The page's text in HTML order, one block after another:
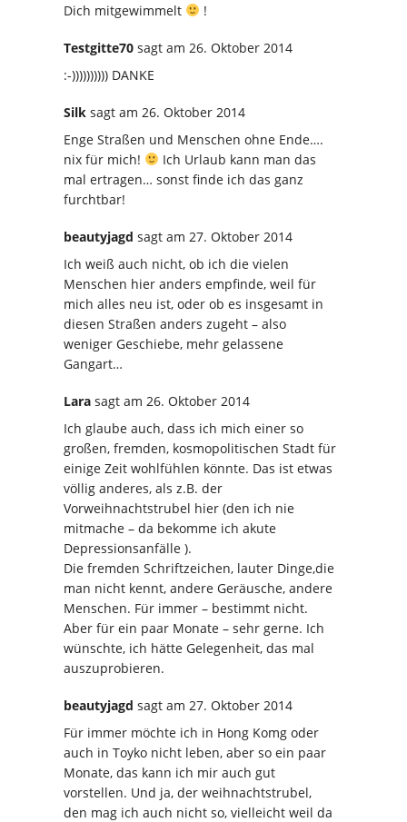
Dich mitgewimmelt
!
Testgitte70 sagt am 26. Oktober 2014
:-)))))))))) DANKE
Silk sagt am 26. Oktober 2014
Enge Straßen und Menschen ohne Ende….
nix für mich!
Ich Urlaub kann man das
mal ertragen… sonst finde ich das ganz
furchtbar!
beautyjagd sagt am 27. Oktober 2014
Ich weiß auch nicht, ob ich die vielen
Menschen hier anders empfinde, weil für
mich alles neu ist, oder ob es insgesamt in
diesen Straßen anders zugeht – also
weniger Geschiebe, mehr gelassene
Gangart…
Lara sagt am 26. Oktober 2014
Ich glaube auch, dass ich mich einer so
großen, fremden, kosmopolitischen Stadt für
einige Zeit wohlfühlen könnte. Das ist etwas
völlig anderes, als z.B. der
Vorweihnachtstrubel hier (den ich nie
mitmache – da bekomme ich akute
Depressionsanfälle ).
Die fremden Schriftzeichen, lauter Dinge,die
man nicht kennt, andere Geräusche, andere
Menschen. Für immer – bestimmt nicht.
Aber für ein paar Monate – sehr gerne. Ich
wünschte, ich hätte Gelegenheit, das mal
auszuprobieren.
beautyjagd sagt am 27. Oktober 2014
Für immer möchte ich in Hong Komg oder
auch in Toyko nicht leben, aber so ein paar
Monate, das kann ich mir auch gut
vorstellen. Und ja, der weihnachtstrubel,
den mag ich auch nicht so, vielleicht weil da